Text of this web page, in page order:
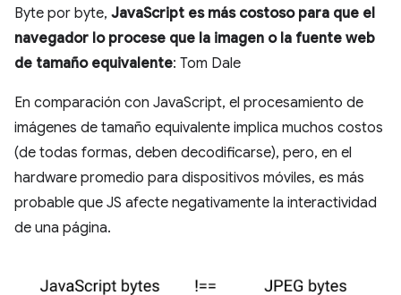
Byte por byte, JavaScript es más costoso para que el
navegador lo procese que la imagen o la fuente web
de tamaño equivalente: Tom Dale
En comparación con JavaScript, el procesamiento de
imágenes de tamaño equivalente implica muchos costos
(de todas formas, deben decodificarse), pero, en el
hardware promedio para dispositivos móviles, es más
probable que JS afecte negativamente la interactividad
de una página.